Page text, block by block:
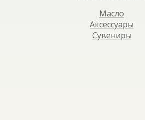
Масло
Аксессуары
Сувениры